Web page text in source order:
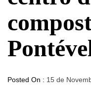
Posted On : 15 de